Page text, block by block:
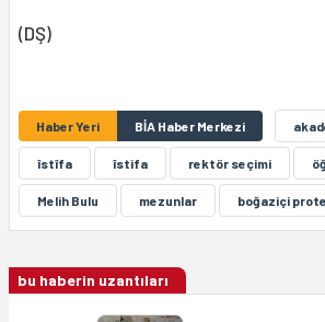
(DŞ)
Haber Yeri BİA Haber Merkezi
îstîfa îstifa rektör seçimi
Melih Bulu mezunlar boğaziçi
bu haberin uzantıları